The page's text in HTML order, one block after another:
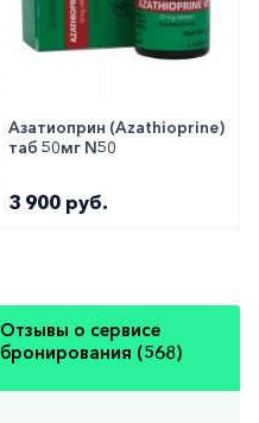
Азатиоприн (Azathioprine)
таб 50мг N50
3 900 руб.
Отзывы о сервисе
бронирования (568)